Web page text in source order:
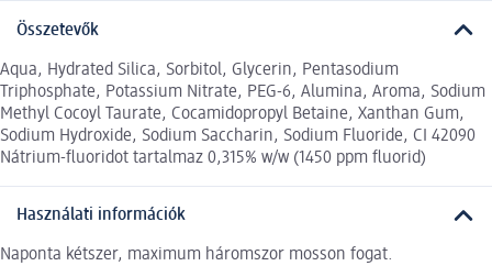
Összetevők
Aqua, Hydrated Silica, Sorbitol, Glycerin, Pentasodium
Triphosphate, Potassium Nitrate, PEG-6, Alumina, Aroma, Sodium
Methyl Cocoyl Taurate, Cocamidopropyl Betaine, Xanthan Gum,
Sodium Hydroxide, Sodium Saccharin, Sodium Fluoride, CI 42090
Nátrium-fluoridot tartalmaz 0,315% w/w (1450 ppm fluorid)
Használati információk
Naponta kétszer, maximum háromszor mosson fogat.